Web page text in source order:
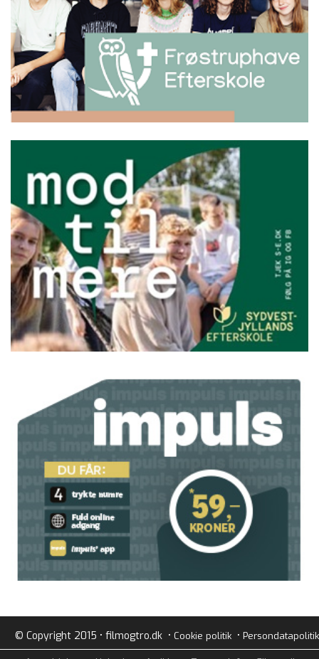
© Copyright 2015 • filmogtro.dk • Cookie politik• Persondatapolitik